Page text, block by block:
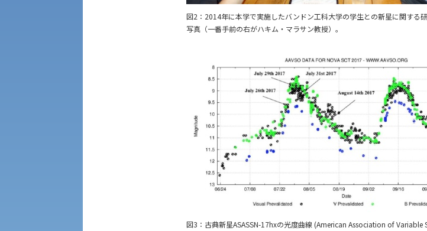
図2：2014年に本学で実施したバンドン工科大学の学生との新星に関する
写真（一番手前の右がハキム・マラサン教授）。
図3：古典新星ASASSN-17hxの光度曲線 (American Association of Variable